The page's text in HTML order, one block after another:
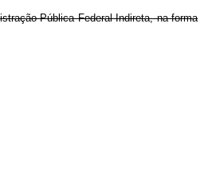
Pública Federal Indireta, na forma